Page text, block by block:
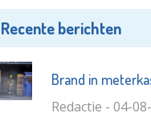
Recente berichten
Brand in
Redactie - 04-